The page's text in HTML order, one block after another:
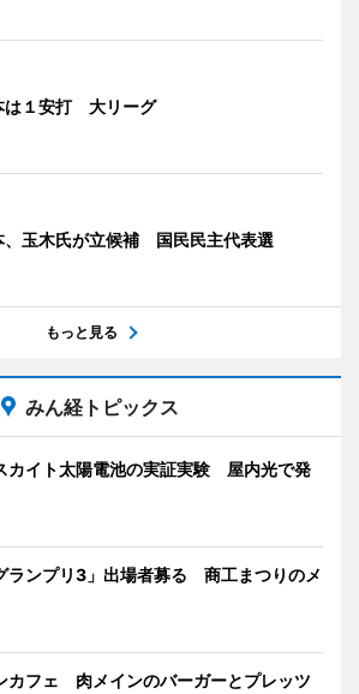
は１安打 大リーグ
、玉木氏が立候補 国民民主代表選
もっと見る
みん経トピックス
カイト太陽電池の実証実験 屋内光で発
ランプリ3」出場者募る 商工まつりのメ
カフェ 肉メインのバーガーとプレッツ